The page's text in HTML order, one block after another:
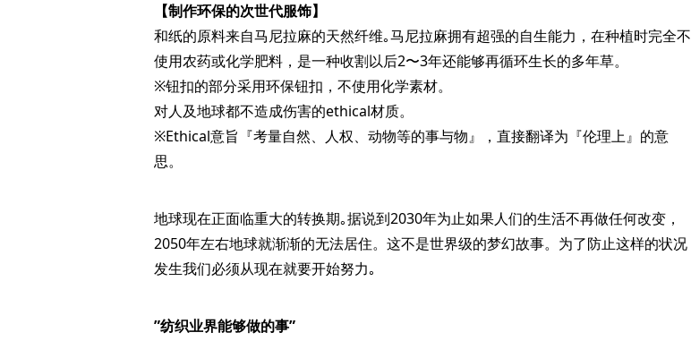
【制作环保的次世代服饰】
和纸的原料来自马尼拉麻的天然纤维｡马尼拉麻拥有超强的自生能力，在种植时完全不
使用农药或化学肥料，是一种收割以后2〜3年还能够再循环生长的多年草。
※钮扣的部分采用环保钮扣，不使用化学素材。
对人及地球都不造成伤害的ethical材质。
※Ethical意旨『考量自然、人权、动物等的事与物』，直接翻译为『伦理上』的意
思。
地球现在正面临重大的转换期｡据说到2030年为止如果人们的生活不再做任何改变，
2050年左右地球就渐渐的无法居住。这不是世界级的梦幻故事。为了防止这样的状况
发生我们必须从现在就要开始努力｡
”纺织业界能够做的事”